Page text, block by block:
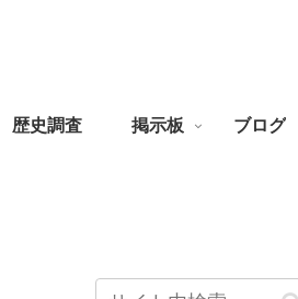
歴史調査 掲示板 ブログ